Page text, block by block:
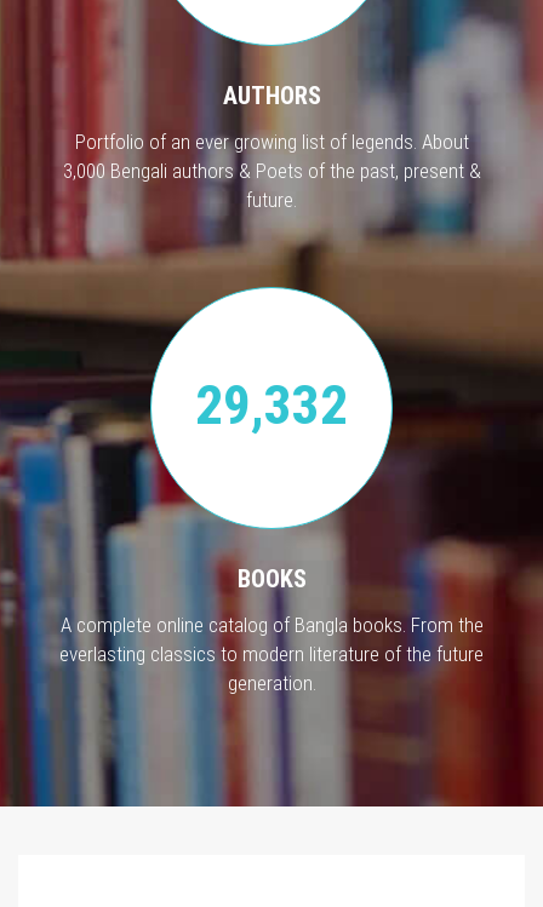
AUTHORS
Portfolio of an ever growing list of legends. About
3,000 Bengali authors & Poets of the past, present &
future.
29,332
BOOKS
A complete online catalog of Bangla books. From the
everlasting classics to modern literature of the future
generation.